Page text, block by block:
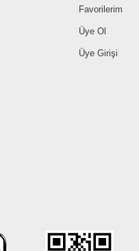
Favorilerim
Üye Ol
Üye Girişi